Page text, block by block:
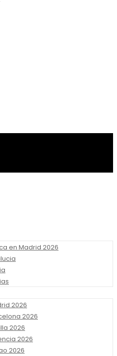
en Madrid 2026
2026
2026
2026
2026
2026